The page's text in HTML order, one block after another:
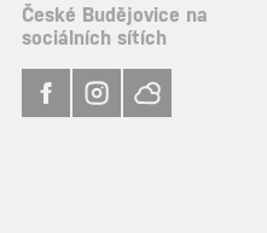
České Budějovice na
sociálních sítích